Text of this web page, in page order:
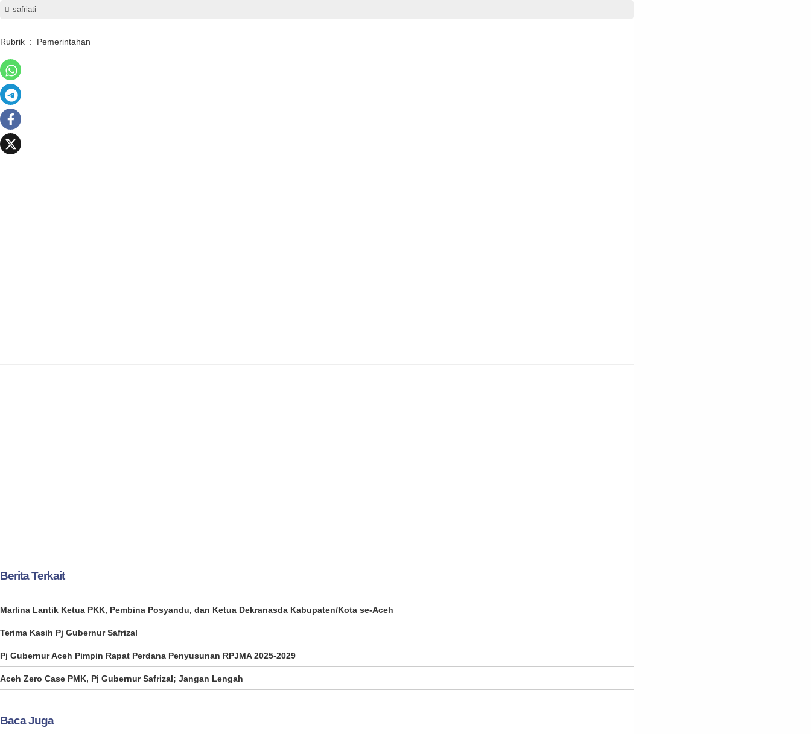
safriati
Rubrik : Pemerintahan
Berita Terkait
Marlina Lantik Ketua PKK, Pembina Posyandu, dan Ketua Dekranasda Kabupaten/Kota se-Aceh
Terima Kasih Pj Gubernur Safrizal
Pj Gubernur Aceh Pimpin Rapat Perdana Penyusunan RPJMA 2025-2029
Aceh Zero Case PMK, Pj Gubernur Safrizal; Jangan Lengah
Baca Juga